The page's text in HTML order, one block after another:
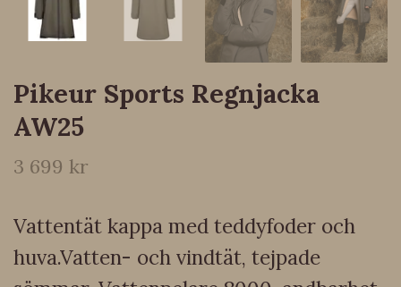
Pikeur Sports Regnjacka
AW25
3 699 kr
Vattentät kappa med teddyfoder och
huva.Vatten- och vindtät, tejpade